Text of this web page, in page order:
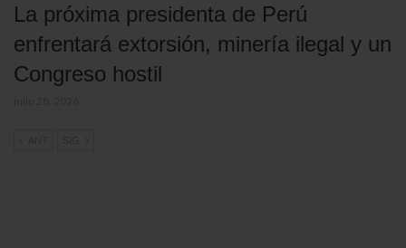
La próxima presidenta de Perú
enfrentará extorsión, minería ilegal y un
Congreso hostil